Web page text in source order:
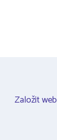
Založit web